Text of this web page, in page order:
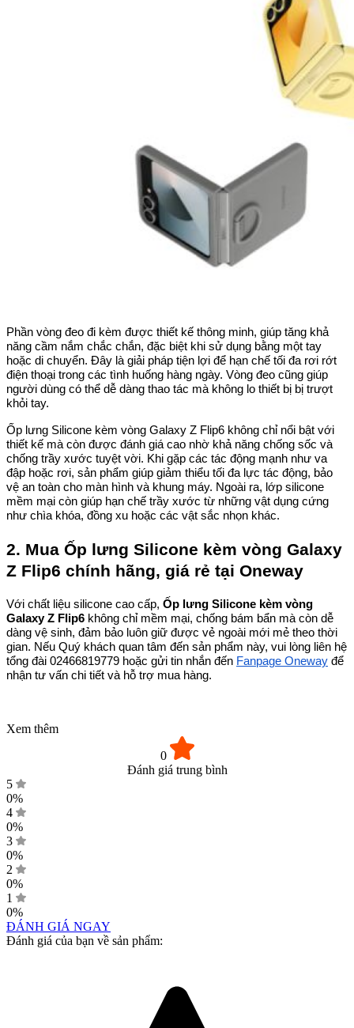
Phần vòng đeo đi kèm được thiết kế thông minh, giúp tăng khả
năng cầm nắm chắc chắn, đặc biệt khi sử dụng bằng một tay
hoặc di chuyển. Đây là giải pháp tiện lợi để hạn chế tối đa rơi rớt
điện thoại trong các tình huống hàng ngày. Vòng đeo cũng giúp
người dùng có thể dễ dàng thao tác mà không lo thiết bị bị trượt
khỏi tay.
Ốp lưng Silicone kèm vòng Galaxy Z Flip6 không chỉ nổi bật với
thiết kế mà còn được đánh giá cao nhờ khả năng chống sốc và
chống trầy xước tuyệt vời. Khi gặp các tác động mạnh như va
đập hoặc rơi, sản phẩm giúp giảm thiểu tối đa lực tác động, bảo
vệ an toàn cho màn hình và khung máy. Ngoài ra, lớp silicone
mềm mại còn giúp hạn chế trầy xước từ những vật dụng cứng
như chìa khóa, đồng xu hoặc các vật sắc nhọn khác.
2. Mua Ốp lưng Silicone kèm vòng Galaxy
Z Flip6 chính hãng, giá rẻ tại Oneway
Với chất liệu silicone cao cấp, Ốp lưng Silicone kèm vòng
Galaxy Z Flip6 không chỉ mềm mại, chống bám bẩn mà còn dễ
dàng vệ sinh, đảm bảo luôn giữ được vẻ ngoài mới mẻ theo thời
gian. Nếu Quý khách quan tâm đến sản phẩm này, vui lòng liên hệ
tổng đài 02466819779 hoặc gửi tin nhắn đến Fanpage Oneway để
nhận tư vấn chi tiết và hỗ trợ mua hàng.
Xem thêm
0
Đánh giá trung bình
5
0%
4
0%
3
0%
2
0%
1
0%
ĐÁNH GIÁ NGAY
Đánh giá của bạn về sản phẩm: